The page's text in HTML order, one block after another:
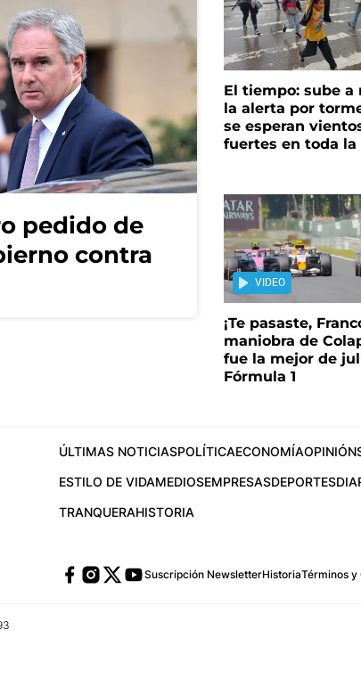
pedido de
contra
El tiempo: sube a
la alerta por
se esperan
fuertes en toda la
VIDEO
¡Te pasaste,
maniobra de
fue la mejor de
Fórmula 1
ÚLTIMAS NOTICIASPOLÍTICAECONOMÍAOPINIÓN
ESTILO DE VIDAMEDIOSEMPRESASDEPORTES
TRANQUERAHISTORIA
Suscripción NewsletterHistoriaTérminos y